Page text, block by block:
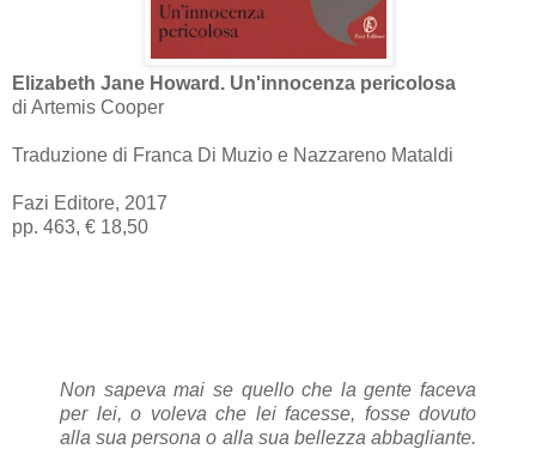
Elizabeth Jane Howard. Un'innocenza pericolosa
di Artemis Cooper
Traduzione di Franca Di Muzio e Nazzareno Mataldi
Fazi Editore, 2017
pp. 463, € 18,50
Non sapeva mai se quello che la gente faceva
per lei, o voleva che lei facesse, fosse dovuto
alla sua persona o alla sua bellezza abbagliante.